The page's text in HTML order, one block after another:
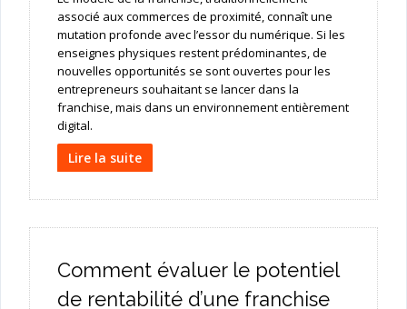
associé aux commerces de proximité, connaît une
mutation profonde avec l’essor du numérique. Si les
enseignes physiques restent prédominantes, de
nouvelles opportunités se sont ouvertes pour les
entrepreneurs souhaitant se lancer dans la
franchise, mais dans un environnement entièrement
digital.
Lire la suite
Comment évaluer le potentiel
de rentabilité d’une franchise